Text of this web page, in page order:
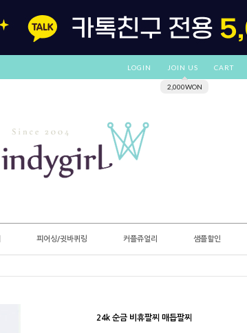
LOGIN JOIN US
2,000WON
CART
피어싱/귓바퀴링 커플쥬얼리 샘플할인
24k 순금 비휴팔찌 매듭팔찌